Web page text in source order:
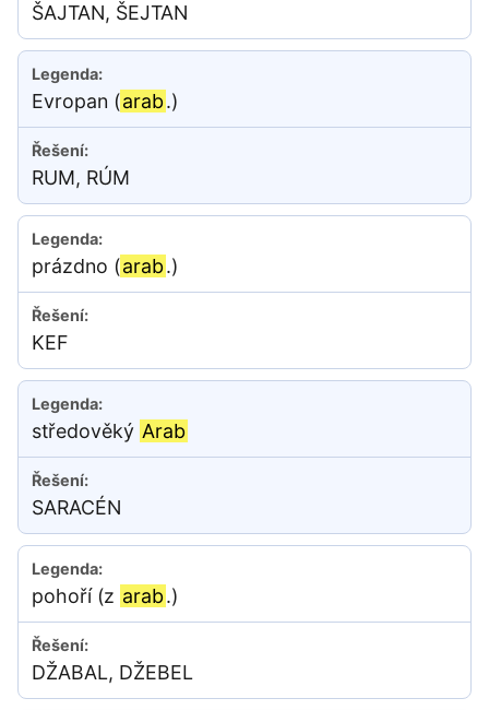
ŠAJTAN, ŠEJTAN
Evropan (arab.)
RUM, RÚM
prázdno (arab.)
KEF
středověký Arab
SARACÉN
pohoří (z arab.)
DŽABAL, DŽEBEL